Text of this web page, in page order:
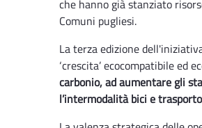
che hanno giàstanziato
Comuni pugliesi.
La terza edizione
‘crescita’ ecocompatibile ed
carbonio, ad aumentare gli
l’intermodalità bici e